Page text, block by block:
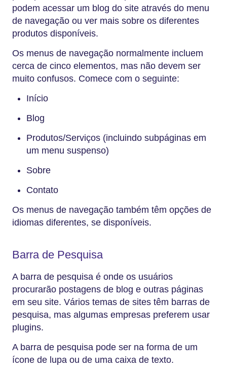
podem acessar um blog do site através do menu
de navegação ou ver mais sobre os diferentes
produtos disponíveis.
Os menus de navegação normalmente incluem
cerca de cinco elementos, mas não devem ser
muito confusos. Comece com o seguinte:
Início
Blog
Produtos/Serviços (incluindo subpáginas em
um menu suspenso)
Sobre
Contato
Os menus de navegação também têm opções de
idiomas diferentes, se disponíveis.
Barra de Pesquisa
A barra de pesquisa é onde os usuários
procurarão postagens de blog e outras páginas
em seu site. Vários temas de sites têm barras de
pesquisa, mas algumas empresas preferem usar
plugins.
A barra de pesquisa pode ser na forma de um
ícone de lupa ou de uma caixa de texto.